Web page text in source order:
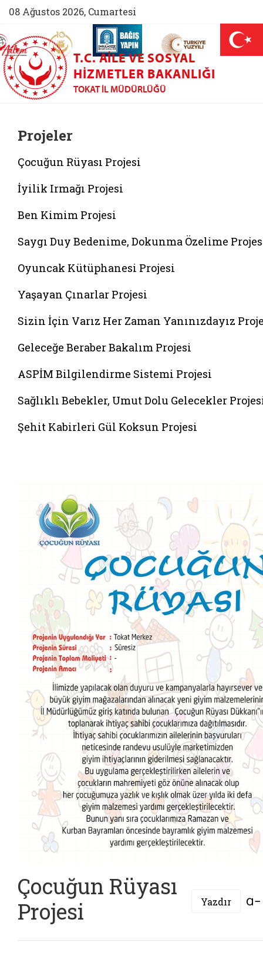
08 Ağustos 2026, Cumartesi
(yeni sekmede açılır)
AİLEM İletişim Merkezi (yeni sekmede açılır)
Aile ve Nüfus On Yılı (yeni sekmede açılır)
Darülaceze bağış sayfası (yeni
T.C. AILE VE SOSYAL
HIZMETLER BAKANLIĞI
TOKAT İL MÜDÜRLÜĞÜ
Projeler
Çocuğun Rüyası Projesi
İyilik Irmağı Projesi
Ben Kimim Projesi
Saygı Duy Bedenime, Dokunma Özelime
Oyuncak Kütüphanesi Projesi
Yaşayan Çınarlar Projesi
Sizin İçin Varız Her Zaman Yanınızdayız
Geleceğe Beraber Bakalım Projesi
ASPİM Bilgilendirme Sistemi Projesi
Sağlıklı Bebekler, Umut Dolu Gelecekler
Şehit Kabirleri Gül Koksun Projesi
Çocuğun Rüyası
Projesi
Yazdır